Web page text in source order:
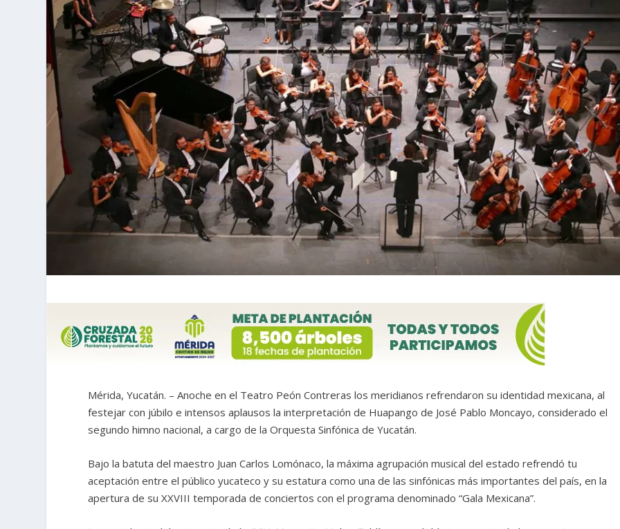
Mérida, Yucatán. – Anoche en el Teatro Peón Contreras los meridianos refrendaron su identidad mexicana, al
festejar con júbilo e intensos aplausos la interpretación de Huapango de José Pablo Moncayo, considerado el
segundo himno nacional, a cargo de la Orquesta Sinfónica de Yucatán.
Bajo la batuta del maestro Juan Carlos Lomónaco, la máxima agrupación musical del estado refrendó tu
aceptación entre el público yucateco y su estatura como una de las sinfónicas más importantes del país, en la
apertura de su XXVIII temporada de conciertos con el programa denominado “Gala Mexicana”.